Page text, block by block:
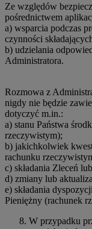
Ze względów
pośrednictwem
a) wsparcia podczas
czynności
b) udzielania
Administratora.
Rozmowa z
nigdy nie będzie
dotyczyć m.in.:
a) stanu Państwa
rzeczywistym);
b) jakichkolwiek
rachunku
c) składania Zleceń
d) zmiany lub
e) składania
Pieniężny (rachunek
W przypadku